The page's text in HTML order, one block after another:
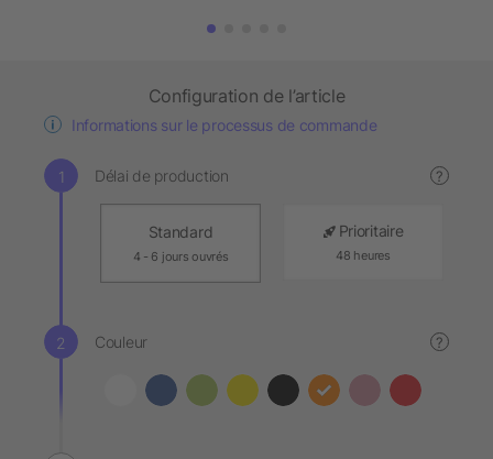
Configuration de l’article
Informations sur le processus de commande
Délai de production ?
Standard
4 - 6 jours ouvrés
Prioritaire
48 heures
Couleur ?